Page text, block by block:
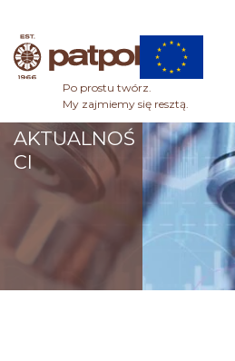
Po prostu twórz.
My zajmiemy się resztą.
Patpol
AKTUALNOŚ
CI